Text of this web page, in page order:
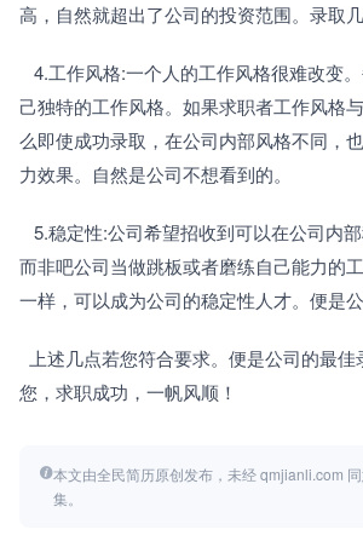
高，自然就超出了公司的投资范围。录取
己独特的工作风格。如果求职者工作风格
么即使成功录取，在公司内部风格不同，
力效果。自然是公司不想看到的。
而非吧公司当做跳板或者磨练自己能力的
一样，可以成为公司的稳定性人才。便是
您，求职成功，一帆风顺！
本文由全民简历原创发布，未经 qmjianli.com
集。